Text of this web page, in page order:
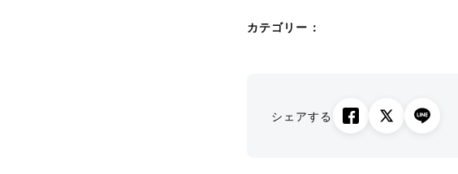
カテゴリー：
シェアする